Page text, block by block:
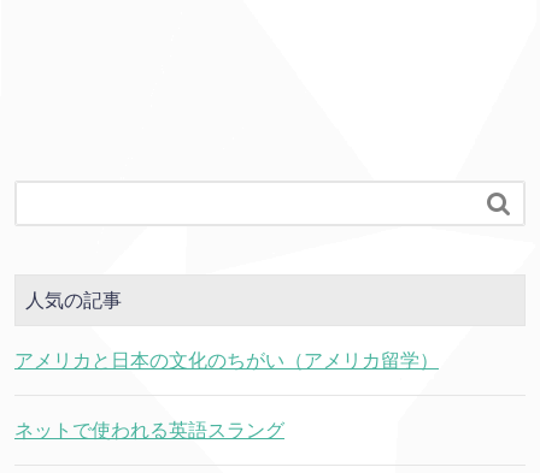

人気の記事
アメリカと日本の文化のちがい（アメリカ留学）
ネットで使われる英語スラング